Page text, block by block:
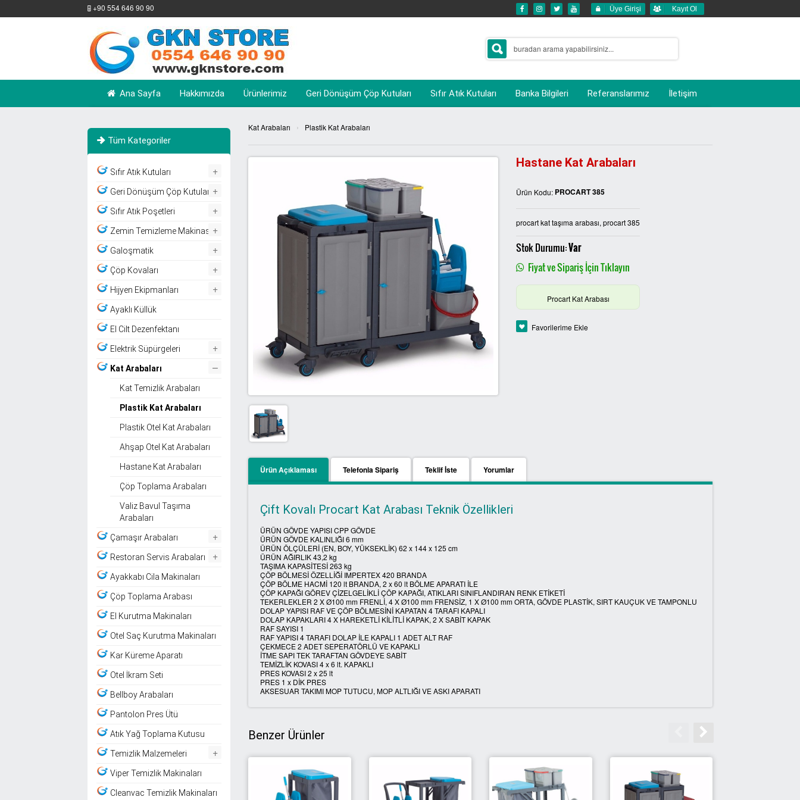
+90 554 646 90 90 Üye Girişi Kayıt Ol
Ana Sayfa Hakkımızda Ürünlerimiz Geri Dönüşüm Çöp Kutuları Sıfır Atık Kutuları Banka Bilgileri Referanslarımız İletişim
Kat Arabaları › Plastik Kat Arabaları
Hastane Kat Arabaları
Ürün Kodu: PROCART 385
procart kat taşıma arabası, procart 385
Stok Durumu:Var
Fiyat ve Sipariş İçin Tıklayın
Procart Kat Arabası
Favorilerime Ekle
Ürün Açıklaması Telefonla Sipariş Teklif İste Yorumlar
Çift Kovalı Procart Kat Arabası Teknik Özellikleri
ÜRÜN GÖVDE YAPISI CPP GÖVDE
ÜRÜN GÖVDE KALINLIĞI 6 mm
ÜRÜN ÖLÇÜLERİ (EN, BOY, YÜKSEKLİK) 62 x 144 x 125 cm
ÜRÜN AĞIRLIK 43,2 kg
TAŞIMA KAPASİTESİ 263 kg
ÇÖP BÖLMESİ ÖZELLİĞİ IMPERTEX 420 BRANDA
ÇÖP BÖLME HACMİ 120 lt BRANDA, 2 x 60 lt BÖLME APARATI İLE
ÇÖP KAPAĞI GÖREV ÇİZELGELİKLİ ÇÖP KAPAĞI, ATIKLARI SINIFLANDIRAN RENK ETİKETİ
TEKERLEKLER 2 X Ø100 mm FRENLİ, 4 X Ø100 mm FRENSİZ, 1 X Ø100 mm ORTA, GÖVDE PLASTİK, SIRT KAUÇUK VE TAMPONLU
DOLAP YAPISI RAF VE ÇÖP BÖLMESİNİ KAPATAN 4 TARAFI KAPALI
DOLAP KAPAKLARI 4 X HAREKETLİ KİLİTLİ KAPAK, 2 X SABİT KAPAK
RAF SAYISI 1
RAF YAPISI 4 TARAFI DOLAP İLE KAPALI 1 ADET ALT RAF
ÇEKMECE 2 ADET SEPERATÖRLÜ VE KAPAKLI
İTME SAPI TEK TARAFTAN GÖVDEYE SABİT
TEMİZLİK KOVASI 4 x 6 lt. KAPAKLI
PRES KOVASI 2 x 25 lt
PRES 1 x DİK PRES
AKSESUAR TAKIMI MOP TUTUCU, MOP ALTLIĞI VE ASKI APARATI
Benzer Ürünler
Tüm Kategoriler
Sıfır Atık Kutuları +
Geri Dönüşüm Çöp Kutuları +
Sıfır Atık Poşetleri +
Zemin Temizleme Makinası +
Galoşmatik +
Çöp Kovaları +
Hijyen Ekipmanları +
Ayaklı Küllük
El Cilt Dezenfektanı
Elektrik Süpürgeleri +
Kat Arabaları –
Kat Temizlik Arabaları
Plastik Kat Arabaları
Plastik Otel Kat Arabaları
Ahşap Otel Kat Arabaları
Hastane Kat Arabaları
Çöp Toplama Arabaları
Valiz Bavul Taşıma
Arabaları
Çamaşır Arabaları +
Restoran Servis Arabaları +
Ayakkabı Cila Makinaları
Çöp Toplama Arabası
El Kurutma Makinaları
Otel Saç Kurutma Makinaları
Kar Küreme Aparatı
Otel İkram Seti
Bellboy Arabaları
Pantolon Pres Ütü
Atık Yağ Toplama Kutusu
Temizlik Malzemeleri +
Viper Temizlik Makinaları
Cleanvac Temizlik Makinaları